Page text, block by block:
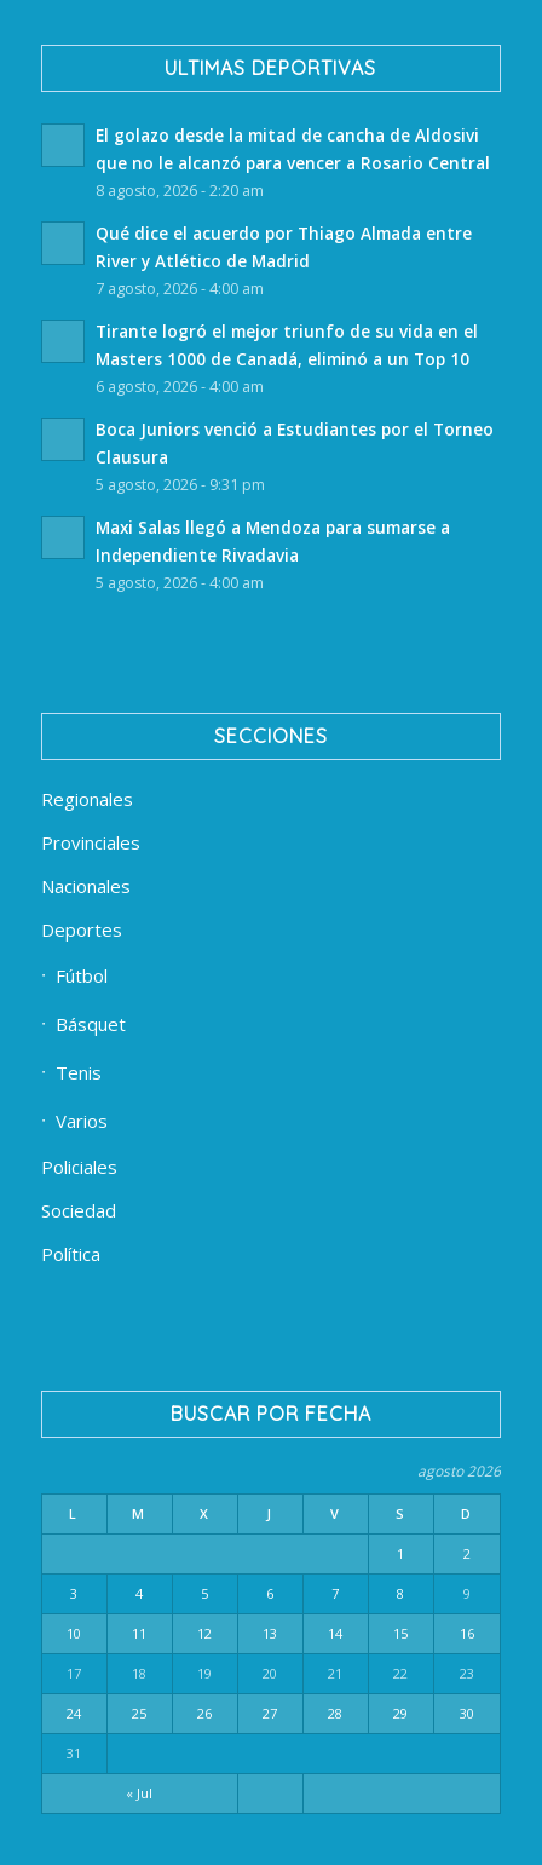
ULTIMAS DEPORTIVAS
El golazo desde la mitad de cancha de Aldosivi
que no le alcanzó para vencer a Rosario Central
8 agosto, 2026 - 2:20 am
Qué dice el acuerdo por Thiago Almada entre
River y Atlético de Madrid
7 agosto, 2026 - 4:00 am
Tirante logró el mejor triunfo de su vida en el
Masters 1000 de Canadá, eliminó a un Top 10
6 agosto, 2026 - 4:00 am
Boca Juniors venció a Estudiantes por el Torneo
Clausura
5 agosto, 2026 - 9:31 pm
Maxi Salas llegó a Mendoza para sumarse a
Independiente Rivadavia
5 agosto, 2026 - 4:00 am
SECCIONES
Regionales
Provinciales
Nacionales
Deportes
Fútbol
Básquet
Tenis
Varios
Policiales
Sociedad
Política
BUSCAR POR FECHA
agosto 2026
L M X J V S D
« Jul
1 2
3 4 5 6 7 8 9
10 11 12 13 14 15 16
17 18 19 20 21 22 23
24 25 26 27 28 29 30
31